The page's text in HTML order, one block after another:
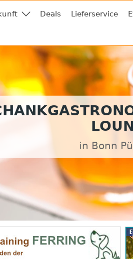
Deals Lieferservice
in Bonn